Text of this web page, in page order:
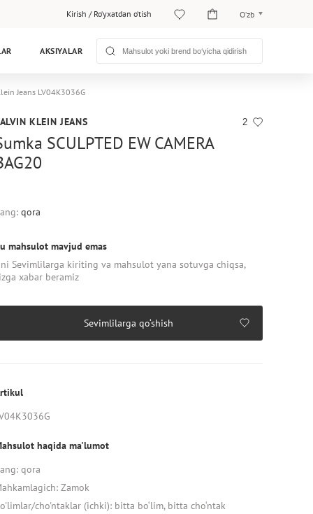
Kirish / Ro‘yxatdan o‘tish O‘zb
Рус
AKSIYALAR
Jeans LV04K3036G
2
KLEIN JEANS
SCULPTED EW CAMERA
qora
mahsulot mavjud emas
Sevimlilarga kiriting va mahsulot yana sotuvga chiqsa,
xabar beramiz
Sevimlilarga qo‘shish
haqida ma'lumot
qora
Zamok
cho'ntaklar (ichki): bitta bo‘lim, bitta cho‘ntak